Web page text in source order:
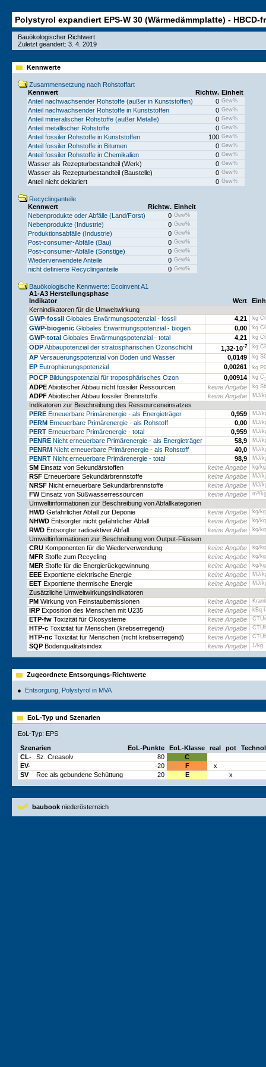
Polystyrol expandiert EPS-W 30 (Wärmedämmplatte) - HBCD-
Bauökologischer Richtwert
Zuletzt geändert: 3. 4. 2019
Kennwerte
Zusammensetzung nach Rohstoffart
Kennwert
Richtw. Einheit
Anteil nachwachsender Rohstoffe (außer in Kunststoffen)
0 Gew%
Anteil nachwachsender Rohstoffe in Kunststoffen 0 Gew%
Anteil mineralischer Rohstoffe (außer Metalle) 0 Gew%
Anteil metallischer Rohstoffe 0 Gew%
Anteil fossiler Rohstoffe in Kunststoffen 100 Gew%
Anteil fossiler Rohstoffe in Bitumen 0 Gew%
Anteil fossiler Rohstoffe in Chemikalien 0 Gew%
Wasser als Rezepturbestandteil (Werk) 0 Gew%
Wasser als Rezepturbestandteil (Baustelle) 0 Gew%
Anteil nicht deklariert 0 Gew%
Recyclinganteile
Kennwert
Richtw. Einheit
Nebenprodukte oder Abfälle (Land/Forst)
0 Gew%
Nebenprodukte (Industrie) 0 Gew%
Produktionsabfälle (Industrie) 0 Gew%
Post-consumer-Abfälle (Bau) 0 Gew%
Post-consumer-Abfälle (Sonstige) 0 Gew%
Wiederverwendete Anteile 0 Gew%
nicht definierte Recyclinganteile 0 Gew%
Bauökologische Kennwerte: Ecoinvent A1
A1-A3 Herstellungsphase
Indikator
Wert
Kernindikatoren für die Umweltwirkung
GWP-fossil Globales Erwärmungspotenzial - fossil 4,21 kg
GWP-biogenic Globales Erwärmungspotenzial - biogen 0,00 kg
GWP-total Globales Erwärmungspotenzial - total 4,21 kg
ODPAbbaupotenzial der stratosphärischen Ozonschicht 1,32·10-7 kg
AP Versauerungspotenzial von Boden und Wasser 0,0149 kg
EP Eutrophierungspotenzial 0,00261 kg
POCP Bildungspotenzial für troposphärisches Ozon 0,00914 kg C2
ADPEAbiotischer Abbau nicht fossiler Ressourcen keine Angabe kg
ADPFAbiotischer Abbau fossiler Brennstoffe keine Angabe MJ/
Indikatoren zur Beschreibung des Ressourceneinsatzes
PERE Erneuerbare Primärenergie - als Energieträger 0,959 MJ/
PERM Erneuerbare Primärenergie - als Rohstoff 0,00 MJ/
PERT Erneuerbare Primärenergie - total 0,959 MJ/
PENRE Nicht erneuerbare Primärenergie - als Energieträger 58,9 MJ/
PENRM Nicht erneuerbare Primärenergie - als Rohstoff 40,0 MJ/
PENRT Nicht erneuerbare Primärenergie - total 98,9 MJ/
SM Einsatz von Sekundärstoffen keine Angabe kg/kg
RSF Erneuerbare Sekundärbrennstoffe keine Angabe MJ/
NRSF Nicht erneuerbare Sekundärbrennstoffe keine Angabe MJ/
FWEinsatz von Süßwasserressourcen keine Angabe m³/kg
Umweltinformationen zur Beschreibung von Abfallkategorien
HWD Gefährlicher Abfall zur Deponie keine Angabe kg/kg
NHWD Entsorgter nicht gefährlicher Abfall keine Angabe kg/kg
RWD Entsorgter radioaktiver Abfall keine Angabe kg/kg
Umweltinformationen zur Beschreibung von Output-Flüssen
CRU Komponenten für die Wiederverwendung keine Angabe kg/kg
MFR Stoffe zum Recycling keine Angabe kg/kg
MER Stoffe für die Energierückgewinnung keine Angabe kg/kg
EEE Exportierte elektrische Energie keine Angabe MJ/
EET Exportierte thermische Energie keine Angabe MJ/
Zusätzliche Umweltwirkungsindikatoren
PM Wirkung von Feinstaubemissionen keine Angabe
IRP Exposition des Menschen mit U235 keine Angabe kBq
ETP-fw Toxizität für Ökosysteme keine Angabe
HTP-c Toxizität für Menschen (krebserregend) keine Angabe
HTP-nc Toxizität für Menschen (nicht krebserregend) keine Angabe
SQP Bodenqualitätsindex keine Angabe 1/kg
Zugeordnete Entsorgungs-Richtwerte
Entsorgung, Polystyrol in MVA
EoL-Typ und Szenarien
EoL-Typ: EPS
Szenarien
EoL-Punkte EoL-Klasse real pot
CL-
Sz. Creasolv 80
C
EV-
-20 F
x
SV
Rec als gebundene Schüttung 20 E x
baubook niederösterreich